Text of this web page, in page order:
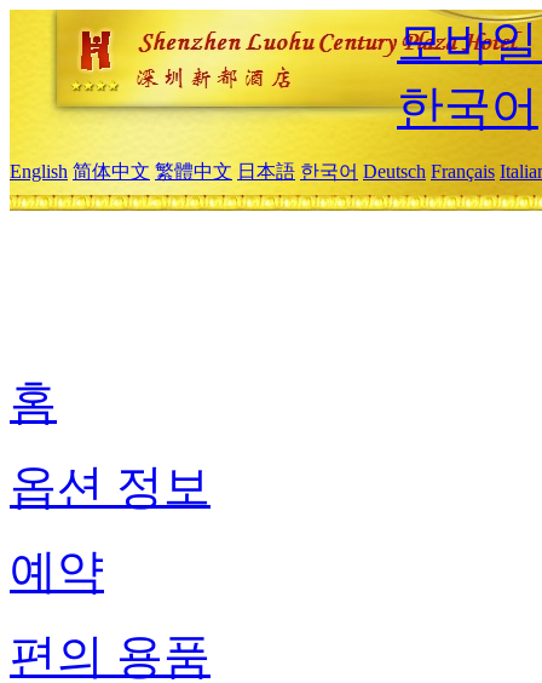
모바
한국어
English 简体中文 繁體中文 日本語 한국어 Deutsch Français
홈
옵션 정보
예약
편의 용품